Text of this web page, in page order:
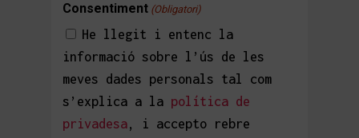
Consentiment (Obligatori)
He llegit i entenc la
informació sobre l’ús de les
meves dades personals tal com
s’explica a la política de
privadesa, i accepto rebre